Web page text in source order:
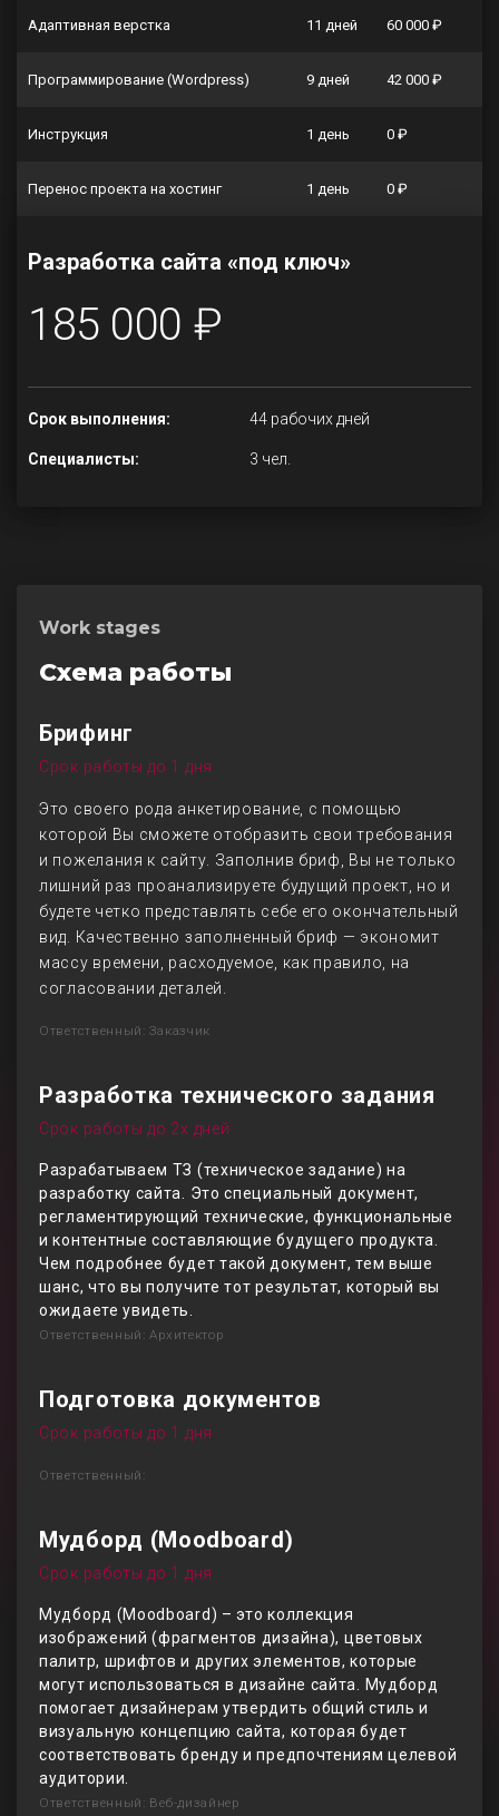
Адаптивная верстка 11 дней 60 000 ₽
Программирование (Wordpress) 9 дней 42 000 ₽
Инструкция 1 день 0 ₽
Перенос проекта на хостинг 1 день 0 ₽
Разработка сайта «под ключ»
185 000 ₽
Срок выполнения: 44 рабочих дней
Специалисты: 3 чел.
Work stages
Схема работы
Брифинг
Срок работы до 1 дня
Это своего рода анкетирование, с помощью
которой Вы сможете отобразить свои требования
и пожелания к сайту. Заполнив бриф, Вы не только
лишний раз проанализируете будущий проект, но и
будете четко представлять себе его окончательный
вид. Качественно заполненный бриф — экономит
массу времени, расходуемое, как правило, на
согласовании деталей.
Ответственный: Заказчик
Разработка технического задания
Срок работы до 2х дней
Разрабатываем ТЗ (техническое задание) на
разработку сайта. Это специальный документ,
регламентирующий технические, функциональные
и контентные составляющие будущего продукта.
Чем подробнее будет такой документ, тем выше
шанс, что вы получите тот результат, который вы
ожидаете увидеть.
Ответственный: Архитектор
Подготовка документов
Срок работы до 1 дня
Ответственный:
Мудборд (Moodboard)
Срок работы до 1 дня
Мудборд (Moodboard) – это коллекция
изображений (фрагментов дизайна), цветовых
палитр, шрифтов и других элементов, которые
могут использоваться в дизайне сайта. Мудборд
помогает дизайнерам утвердить общий стиль и
визуальную концепцию сайта, которая будет
соответствовать бренду и предпочтениям целевой
аудитории.
Ответственный: Веб-дизайнер